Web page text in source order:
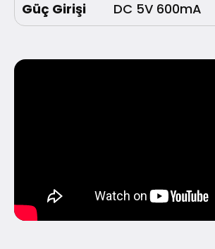
Güç Girişi DC 5V 600mA